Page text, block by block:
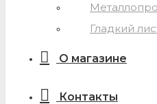
Гладкий
О магазине
Контакты